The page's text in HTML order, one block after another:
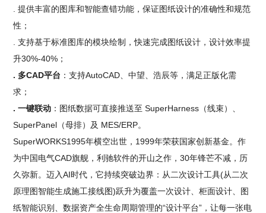
. 提供丰富的图库和智能查错功能，保证图纸设计的准确性和规范
性；
. 支持基于标准图库的模块绘制，快速完成图纸设计，设计效率提
升30%-40%；
. 多CAD平台 ：支持AutoCAD、中望、浩辰等，满足正版化需
求；
. 一键联动 ：图纸数据可直接推送至 SuperHarness（线束）、
SuperPanel（母排）及 MES/ERP。
SuperWORKS1995年横空出世，1999年荣获国家创新基金。作
为中国电气CAD旗舰，利驰软件的开山之作，30年锋芒不减，历
久弥新。迈入AI时代，它持续突破边界：从二次设计工具(从二次
原理图智能生成施工接线图)跃升为覆盖一次设计、柜面设计、图
纸智能识别、数据资产全生命周期管理的“设计平台”，让每一张电